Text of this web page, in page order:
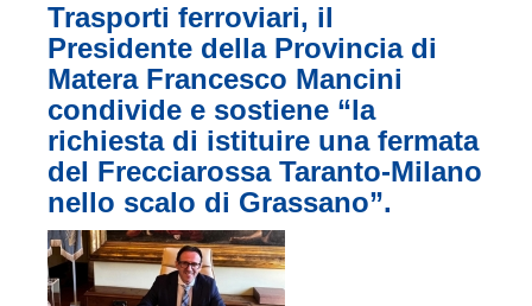
Trasporti ferroviari, il
Presidente della Provincia di
Matera Francesco Mancini
condivide e sostiene “la
richiesta di istituire una fermata
del Frecciarossa Taranto-Milano
nello scalo di Grassano”.